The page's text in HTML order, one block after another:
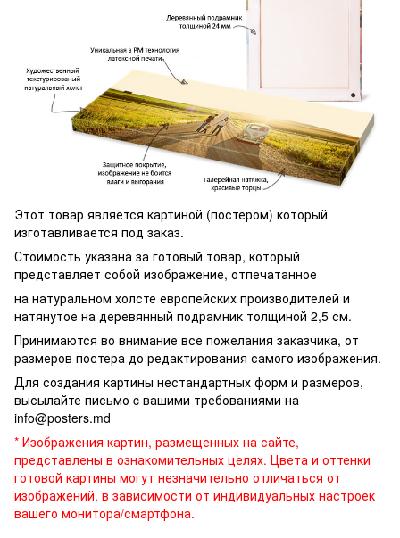
Этот товар является картиной (постером) который
изготавливается под заказ.
Стоимость указана за готовый товар, который
представляет собой изображение, отпечатанное
на натуральном холсте европейских производителей и
натянутое на деревянный подрамник толщиной 2,5 см.
Принимаются во внимание все пожелания заказчика, от
размеров постера до редактирования самого изображения.
Для создания картины нестандартных форм и размеров,
высылайте письмо c вашими требованиями на
info@posters.md
* Изображения картин, размещенных на сайте,
представлены в ознакомительных целях. Цвета и оттенки
готовой картины могут незначительно отличаться от
изображений, в зависимости от индивидуальных настроек
вашего монитора/смартфона.